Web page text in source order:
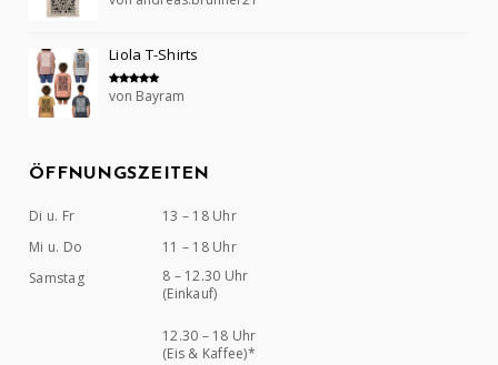
Liola T-Shirts
Bewertet mit
von Bayram
ÖFFNUNGSZEITEN
Di u. Fr
13 – 18 Uhr
Mi u. Do
11 – 18 Uhr
Samstag
8 – 12.30 Uhr
(Einkauf)
12.30 – 18 Uhr
(Eis & Kaffee)*